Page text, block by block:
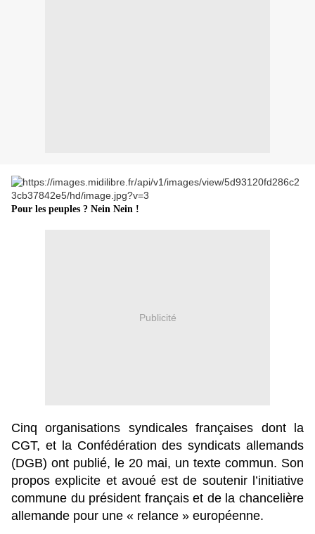
Pour les peuples ? Nein Nein !
Publicité
Cinq organisations syndicales françaises dont la
CGT, et la Confédération des syndicats allemands
(DGB) ont publié, le 20 mai, un texte commun. Son
propos explicite et avoué est de soutenir l’initiative
commune du président français et de la chancelière
allemande pour une « relance » européenne.